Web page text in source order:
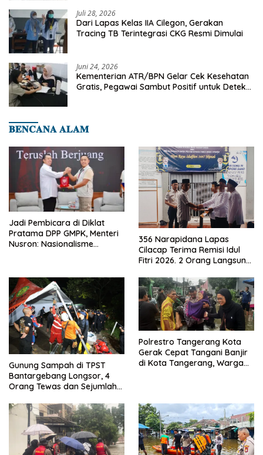
Juli 28, 2026
Dari Lapas Kelas IIA Cilegon, Gerakan
Tracing TB Terintegrasi CKG Resmi Dimulai
Juni 24, 2026
Kementerian ATR/BPN Gelar Cek Kesehatan
Gratis, Pegawai Sambut Positif untuk Deteksi
𝐁𝐄𝐍𝐂𝐀𝐍𝐀 𝐀𝐋𝐀𝐌
Jadi Pembicara di Diklat
Pratama DPP GMPK, Menteri
Nusron: Nasionalisme
356 Narapidana Lapas
Cilacap Terima Remisi Idul
Fitri 2026. 2 Orang Langsung
Gunung Sampah di TPST
Bantargebang Longsor, 4
Orang Tewas dan Sejumlah
Polrestro Tangerang Kota
Gerak Cepat Tangani Banjir
di Kota Tangerang, Warga